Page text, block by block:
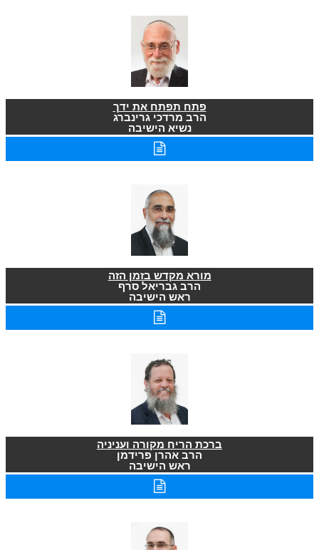
פתח תפתח את ידך
הרב מרדכי גרינברג
נשיא הישיבה
מורא מקדש בזמן הזה
הרב גבריאל סרף
ראש הישיבה
ברכת הריח מקורה ועניניה
הרב אהרן פרידמן
ראש הישיבה